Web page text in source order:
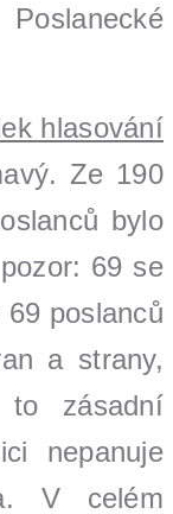
hlasování
Ze 190
bylo
69 se
poslanců
a strany,
zásadní
nepanuje
V celém